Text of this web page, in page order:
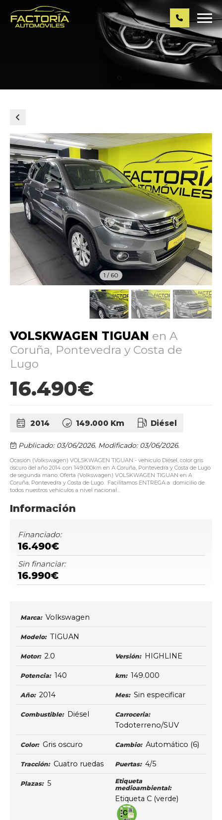
1 / 60
VOLSKWAGEN TIGUAN en A
Coruña, Pontevedra y Costa de
Lugo
16.490€
2014 149.000 Km Diésel
Publicado: 03/06/2026. Modificado: 03/06/2026.
Ocasión (Volkswagen) VOLSKWAGEN TIGUAN - vehículo Diésel, color gris
oscuro del año 2014 con 149.000km en A Coruña, Pontevedra y Costa de Lugo
de segunda mano. Oferta (Volkswagen) VOLSKWAGEN TIGUAN en A
Coruña, Pontevedra y Costa de Lugo. Facilitamos ENTREGA a domicilio de
todos nuestros vehículos a nivel nacional...
Información
Financiado:
16.490€
Sin financiar:
16.990€
Marca: Volkswagen
Modelo: TIGUAN
Motor: 2.0 Versión: HIGHLINE
Potencia: 140 km: 149.000
Año: 2014 Mes: Sin especificar
Combustible: Diésel Carroceria:
Todoterreno/SUV
Color: Gris oscuro Cambio: Automático (6)
Tracción: Cuatro ruedas Puertas: 4/5
Plazas: 5
Etiqueta
medioambiental:
Etiqueta C (verde)